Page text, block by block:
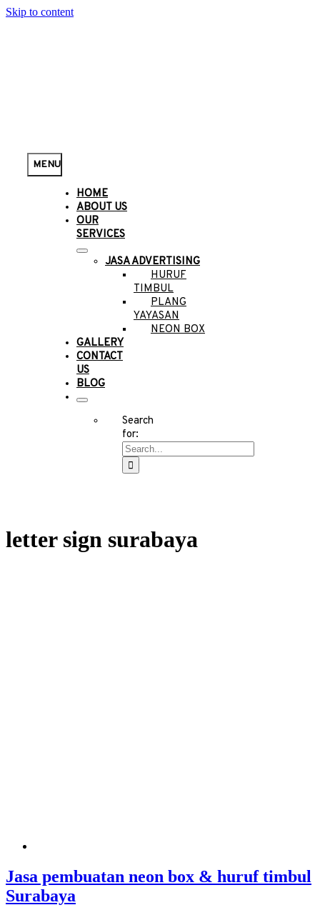
Skip to content
MENU
HOME
ABOUT US
OUR
SERVICES
JASA ADVERTISING
HURUF
TIMBUL
PLANG
YAYASAN
NEON BOX
GALLERY
CONTACT
US
BLOG
Search
for:
letter sign surabaya
Jasa pembuatan neon box & huruf timbul
Surabaya